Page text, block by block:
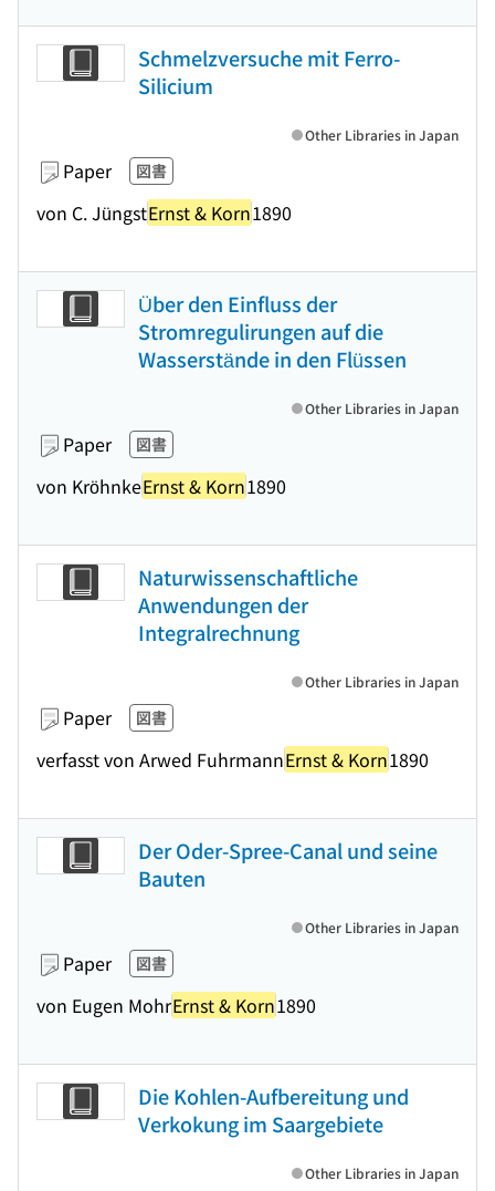
Schmelzversuche mit Ferro-
Silicium
Paper 図書
von C. JüngstErnst & Korn1890
Other Libraries in Japan
Über den Einfluss der
Stromregulirungen auf die
Wasserstände in den Flüssen
Paper 図書
von KröhnkeErnst & Korn1890
Other Libraries in Japan
Naturwissenschaftliche
Anwendungen der
Integralrechnung
Paper 図書
verfasst von Arwed FuhrmannErnst & Korn1890
Other Libraries in Japan
Der Oder-Spree-Canal und seine
Bauten
Paper 図書
von Eugen MohrErnst & Korn1890
Other Libraries in Japan
Die Kohlen-Aufbereitung und
Verkokung im Saargebiete
Other Libraries in Japan